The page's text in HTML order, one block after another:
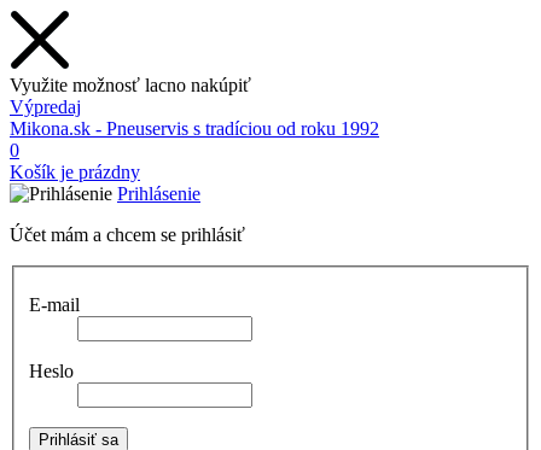
Využite možnosť lacno nakúpiť
Výpredaj
Mikona.sk - Pneuservis s tradíciou od roku 1992
0
Košík je prázdny
Prihlásenie
Účet mám a chcem se prihlásiť
E-mail
Heslo